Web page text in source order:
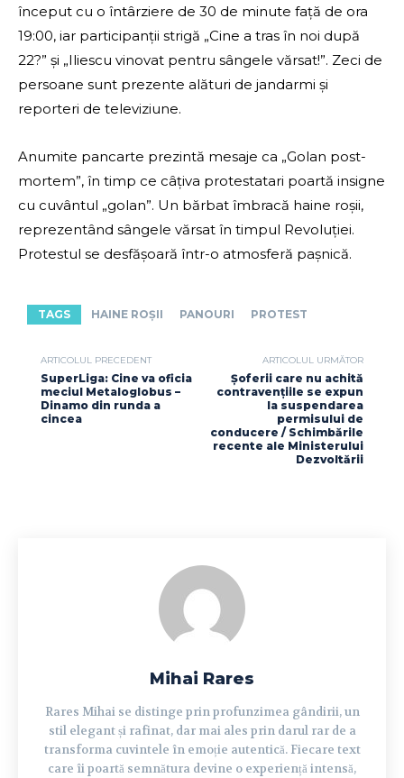
început cu o întârziere de 30 de minute față de ora
19:00, iar participanții strigă „Cine a tras în noi după
22?” și „Iliescu vinovat pentru sângele vărsat!”. Zeci de
persoane sunt prezente alături de jandarmi și
reporteri de televiziune.
Anumite pancarte prezintă mesaje ca „Golan post-
mortem”, în timp ce câțiva protestatari poartă insigne
cu cuvântul „golan”. Un bărbat îmbracă haine roșii,
reprezentând sângele vărsat în timpul Revoluției.
Protestul se desfășoară într-o atmosferă pașnică.
TAGS HAINE ROȘII PANOURI PROTEST
ARTICOLUL PRECEDENT
SuperLiga: Cine va oficia
meciul Metaloglobus –
Dinamo din runda a
cincea
ARTICOLUL URMĂTOR
Șoferii care nu achită
contravențiile se expun
la suspendarea
permisului de
conducere / Schimbările
recente ale Ministerului
Dezvoltării
Mihai Rares
Rares Mihai se distinge prin profunzimea gândirii, un
stil elegant și rafinat, dar mai ales prin darul rar de a
transforma cuvintele în emoție autentică. Fiecare text
care îi poartă semnătura devine o experiență intensă,